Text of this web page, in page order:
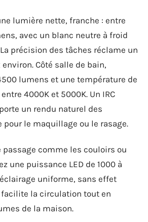
lumière nette, franche : entre
avec un blanc neutre à froid
précision des tâches réclame un
Côté salle de bain,
lumens et une température de
4000K et 5000K. Un IRC
un rendu naturel des
pour le maquillage ou le rasage.
passage comme les couloirs ou
une puissance LED de 1000 à
uniforme, sans effet
facilite la circulation tout en
de la maison.